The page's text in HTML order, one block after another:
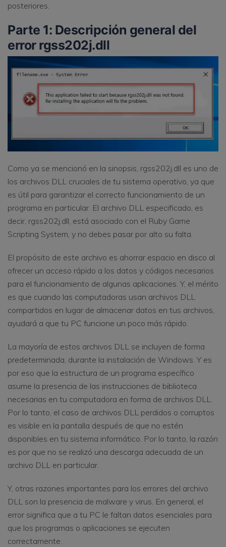
posteriores.
Parte 1: Descripción general del
error rgss202j.dll
Como ya se mencionó en la sinopsis, rgss202j.dll es uno de
los archivos DLL cruciales de tu sistema operativo, ya que
es útil para garantizar el correcto funcionamiento de un
programa en particular. El archivo DLL especificado, es
decir, rgss202j.dll, está asociado con el Ruby Game
Scripting System, y no debes pasar por alto su falta.
El propósito de este archivo es ahorrar espacio en disco al
ofrecer un acceso rápido a los datos y códigos necesarios
para el funcionamiento de algunas aplicaciones. Y, el mérito
es que cuando las computadoras usan archivos DLL
compartidos en lugar de almacenar datos en tus archivos,
ayudará a que tu PC funcione un poco más rápido.
La mayoría de estos archivos DLL se incluyen de forma
predeterminada, durante la instalación de Windows. Y es
por eso que la estructura de un programa específico
asume la presencia de las instrucciones de biblioteca
necesarias en tu computadora en forma de archivos DLL.
Por lo tanto, el caso de archivos DLL perdidos o corruptos
es visible en la pantalla después de que no estén
disponibles en tu sistema informático. Por lo tanto, la razón
es por que no se realizó una descarga adecuada de un
archivo DLL en particular.
Y, otras razones importantes para los errores del archivo
DLL son la presencia de malware y virus. En general, el
error significa que a tu PC le faltan datos esenciales para
que los programas o aplicaciones se ejecuten
correctamente.